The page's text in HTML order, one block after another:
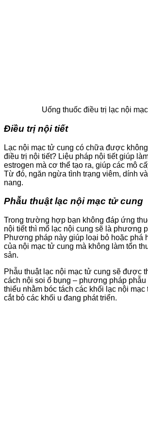
Uống thuốc điều trị lạc nội
Điều trị nội tiết
Lạc nội mạc tử cung có chữa được
điều trị nội tiết? Liệu pháp nội tiết giúp
estrogen mà cơ thể tạo ra, giúp các mô
Từ đó, ngăn ngừa tình trạng viêm, dính
nang.
Phẫu thuật lạc nội mạc tử cung
Trong trường hợp bạn không đáp ứng
nội tiết thì mổ lạc nội cung sẽ là phương
Phương pháp này giúp loại bỏ hoặc phá
của nội mạc tử cung mà không làm tổn
sản.
Phẫu thuật lạc nội mạc tử cung sẽ được
cách nội soi ổ bụng – phương pháp phẫu
thiểu nhằm bóc tách các khối lạc nội
cắt bỏ các khối u đang phát triển.